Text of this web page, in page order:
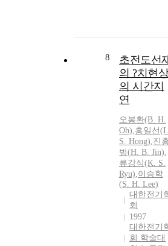
8
초전도선
의 ?치현상
의 시간지
연
오봉환(B. H.
Oh),홍일선(I.
S. Hong),진
범(H. B. Jin),
류강식(K. S.
Ryu),이승학
(S. H. Lee)
대한전기
회
1997
대한전기
회 학술대